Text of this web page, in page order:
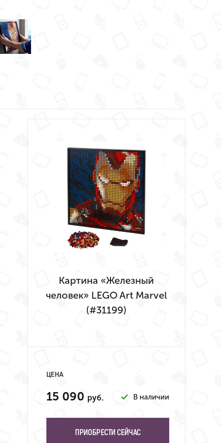
Картина «Железный
человек» LEGO Art Marvel
(#31199)
ЦЕНА
15 090 руб. В наличии
ПРИОБРЕСТИ СЕЙЧАС